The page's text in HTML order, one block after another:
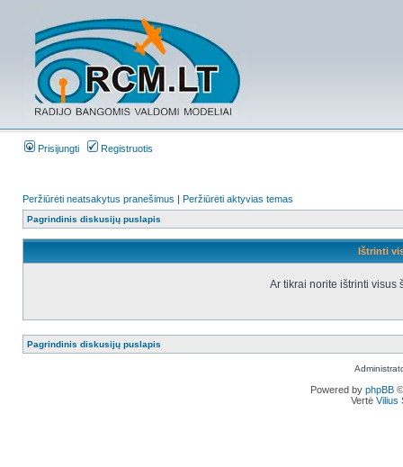
Prisijungti Registruotis
Peržiūrėti neatsakytus pranešimus | Peržiūrėti aktyvias temas
Pagrindinis diskusijų puslapis
Ištrinti
Ar tikrai norite ištrinti visus
Pagrindinis diskusijų puslapis
Powered by phpBB
Vertė Vilius